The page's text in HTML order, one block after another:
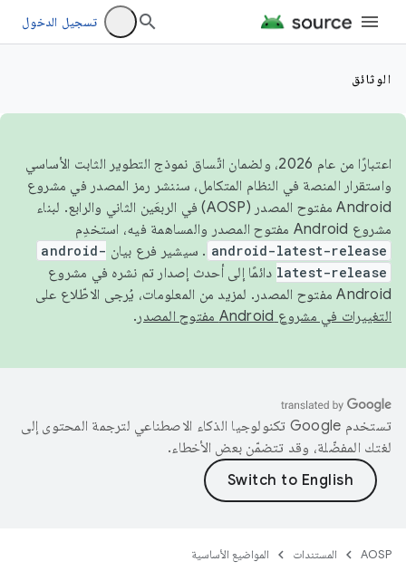
تسجيل الدخول
الوثائق
اعتبارًا من عام 2026، ولضمان اتّساق نموذج التطوير الثابت الأساسي
واستقرار المنصة في النظام المتكامل، سننشر رمز المصدر في مشروع
Android مفتوح المصدر (AOSP) في الربعَين الثاني والرابع. لبناء
مشروع Android مفتوح المصدر والمساهمة فيه، استخدِم
android-latest-release . سيشير فرع بيان android-
latest-release دائمًا إلى أحدث إصدار تم نشره في مشروع
Android مفتوح المصدر. لمزيد من المعلومات، يُرجى الاطّلاع على
التغييرات في مشروع Android مفتوح المصدر
.
تستخدم Google تكنولوجيا الذكاء الاصطناعي لترجمة المحتوى إلى
لغتك المفضّلة، وقد تتضمّن بعض الأخطاء.
AOSP المستندات المواضيع الأساسية